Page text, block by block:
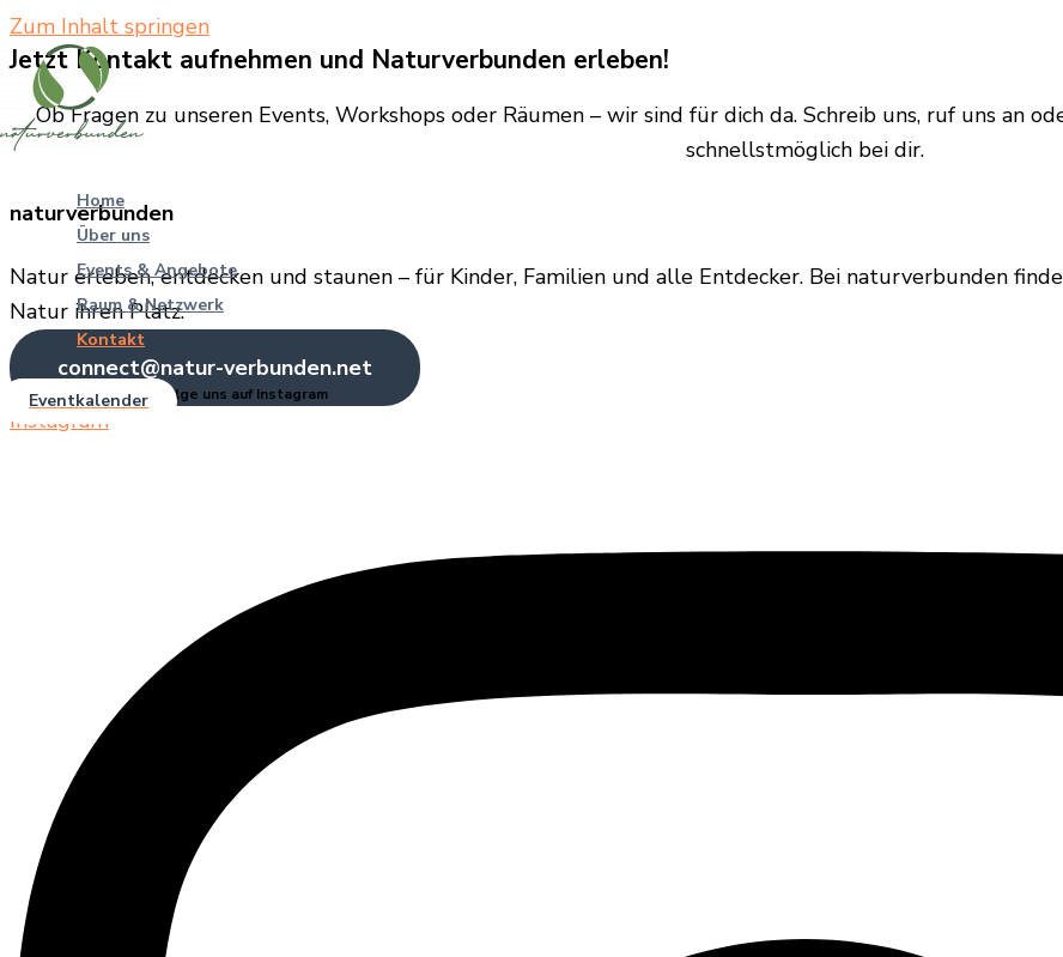
Zum Inhalt springen
Home
Über uns
Events & Angebote
Raum & Netzwerk
Kontakt
Eventkalender
Jetzt Kontakt aufnehmen und Naturverbunden erleben!
Ob Fragen zu unseren Events, Workshops oder Räumen – wir sind für dich da. Schreib uns, ruf uns an
schnellstmöglich bei dir.
naturverbunden
Natur erleben, entdecken und staunen – für Kinder, Familien und alle Entdecker. Bei naturverbunden
Natur ihren Platz.
connect@natur-verbunden.net
Bleib verbunden und folge uns auf Instagram
Instagram